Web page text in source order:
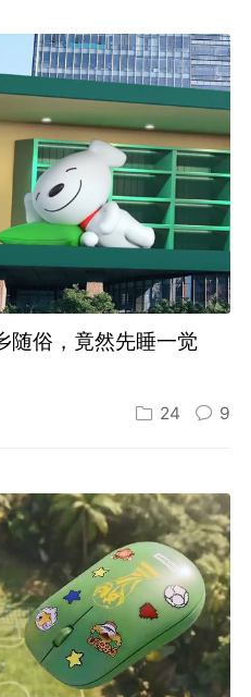
随俗，竟然先睡一觉
24 9